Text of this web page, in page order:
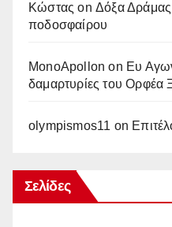
Κώστας onΔόξα
ποδοσφαίρου
MonoApollon on Ευ
δαμαρτυρίες του Ορφέα
olympismos11 on
Σελίδες